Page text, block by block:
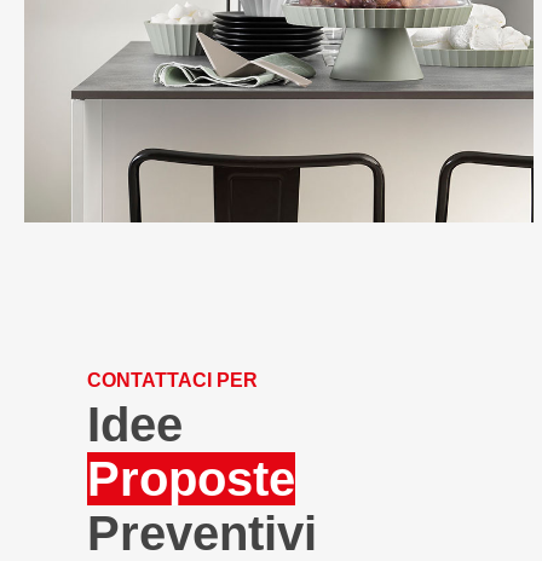
CONTATTACI PER
Idee
Proposte
Preventivi